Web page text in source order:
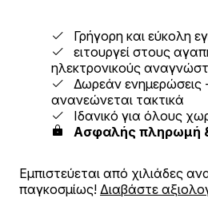
Γρήγορη και εύκολη
ειτουργεί στους
ηλεκτρονικούς
Δωρεάν ενημερώσεις
ανανεώνεται τακτικά
Ιδανικό για όλους
Ασφαλής πληρωμή
Εμπιστεύεται από χιλιάδες
παγκοσμίως! Διαβάστε